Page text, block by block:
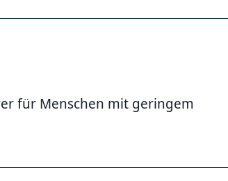
für Menschen mit geringem